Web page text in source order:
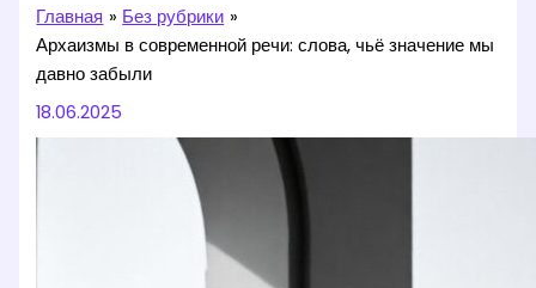
Главная
Без рубрики
Архаизмы в современной речи: слова, чьё значение мы
давно забыли
18.06.2025